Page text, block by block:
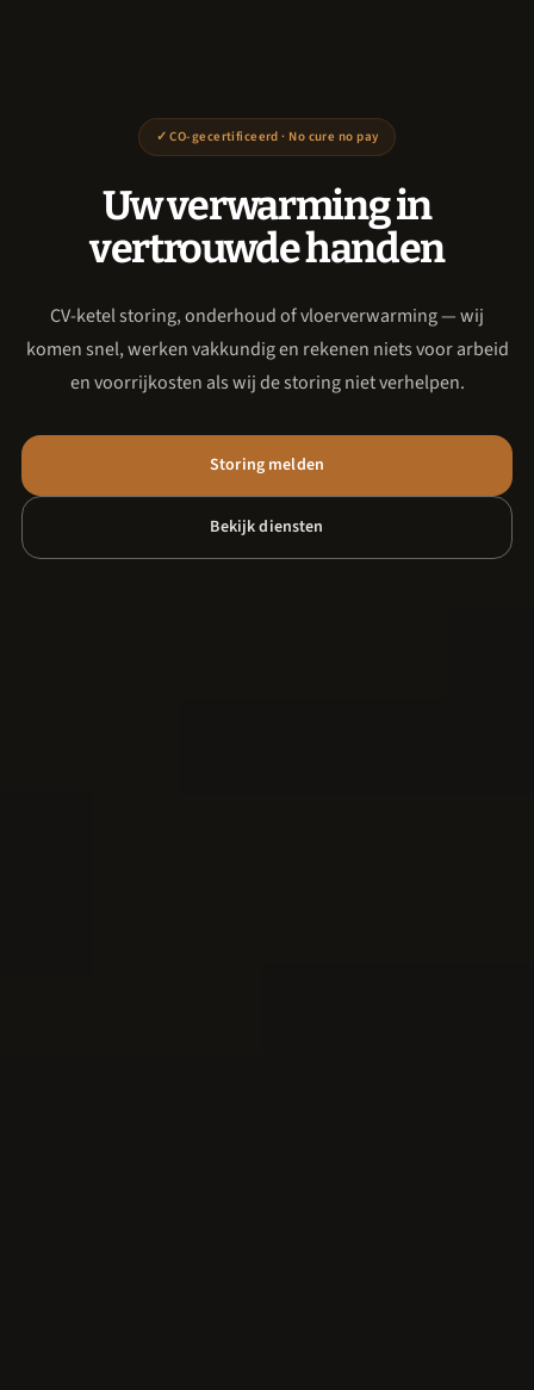
✓ CO-gecertificeerd · No cure no pay
Uw verwarming in
vertrouwde handen
CV-ketel storing, onderhoud of vloerverwarming — wij
komen snel, werken vakkundig en rekenen niets voor arbeid
en voorrijkosten als wij de storing niet verhelpen.
Storing melden
Bekijk diensten